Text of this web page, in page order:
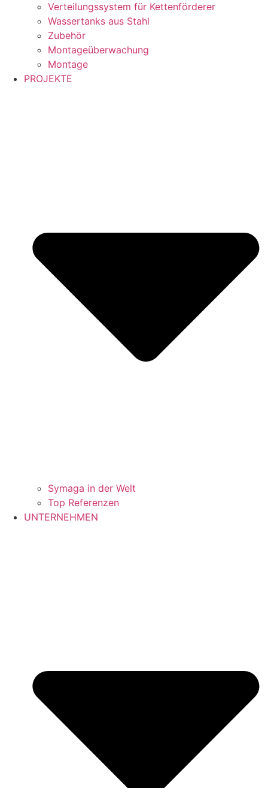
Verteilungssystem für Kettenförderer
Wassertanks aus Stahl
Zubehör
Montageüberwachung
Montage
PROJEKTE
Symaga in der Welt
Top Referenzen
UNTERNEHMEN